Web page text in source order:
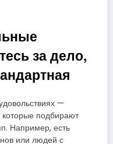
за дело,
—
подбирают
Например, есть
или людей с